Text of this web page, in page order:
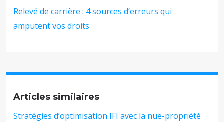
Relevé de carrière : 4 sources d’erreurs qui
amputent vos droits
Articles similaires
Stratégies d’optimisation IFI avec la nue-propriété